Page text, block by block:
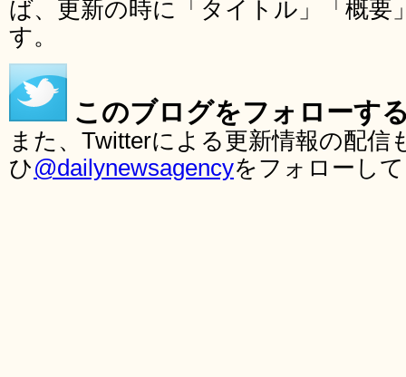
ば、更新の時に「タイトル」「概要
す。
このブログをフォローす
また、Twitterによる更新情報の配
ひ@dailynewsagencyをフォローし